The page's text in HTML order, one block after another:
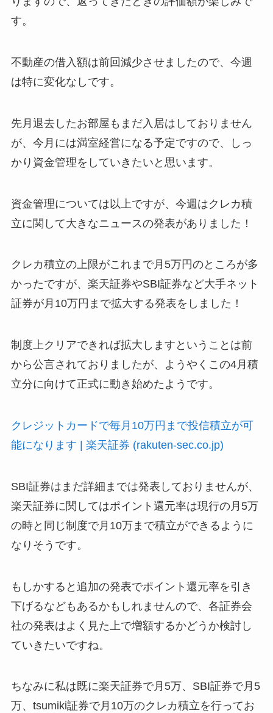
す。
不動産の借入額は前回減少させましたので、今週
は特に変化なしです。
先月退去したお部屋もまだ入居はしておりません
が、今月には満室経営になる予定ですので、しっ
かり資金管理をしていきたいと思います。
資金管理については以上ですが、今週はクレカ積
立に関して大きなニュースの発表がありました！
クレカ積立の上限がこれまで月5万円のところが多
かったですが、楽天証券やSBI証券など大手ネット
証券が月10万円まで拡大する発表をしました！
制度上クリアできれば拡大しますということは前
から公言されておりましたが、ようやくこの4月積
立分に向けて正式に動き始めたようです。
クレジットカードで毎月10万円まで投信積立が可
能になります | 楽天証券 (rakuten-sec.co.jp)
SBI証券はまだ詳細までは発表しておりませんが、
楽天証券に関してはポイント還元率は現行の月5万
の時と同じ制度で月10万まで積立ができるように
なりそうです。
もしかすると追加の発表でポイント還元率を引き
下げるなどもあるかもしれませんので、各証券会
社の発表はよく見た上で増額するかどうか検討し
ていきたいですね。
ちなみに私は既に楽天証券で月5万、SBI証券で月5
万、tsumiki証券で月10万のクレカ積立を行ってお